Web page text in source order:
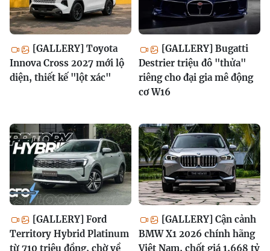
[GALLERY] Toyota
Innova Cross 2027 mới lộ
diện, thiết kế "lột xác"
[GALLERY] Bugatti
Destrier triệu đô "thửa"
riêng cho đại gia mê động
cơ W16
[GALLERY] Ford
Territory Hybrid Platinum
từ 710 triệu đồng, chờ về
[GALLERY] Cận cảnh
BMW X1 2026 chính hãng
Việt Nam, chốt giá 1,668 tỷ